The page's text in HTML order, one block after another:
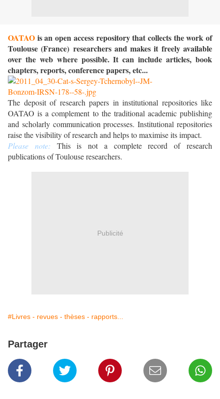
OATAO is an open access repository that collects the work of
Toulouse (France) researchers and makes it freely available
over the web where possible. It can include articles, book
chapters, reports, conference papers, etc...
The deposit of research papers in institutional repositories like
OATAO is a complement to the traditional academic publishing
and scholarly communication processes. Institutional repositories
raise the visibility of research and helps to maximise its impact.
Please note: This is not a complete record of research
publications of Toulouse researchers.
Publicité
#Livres - revues - thèses - rapports...
Partager